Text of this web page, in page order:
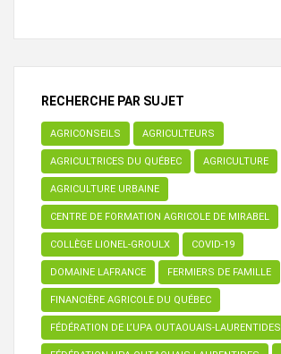
RECHERCHE PAR SUJET
AGRICONSEILS AGRICULTEURS
AGRICULTRICES DU QUÉBEC AGRICULTURE
AGRICULTURE URBAINE
CENTRE DE FORMATION AGRICOLE DE MIRABEL
COLLÈGE LIONEL-GROULX COVID-19
DOMAINE LAFRANCE FERMIERS DE FAMILLE
FINANCIÈRE AGRICOLE DU QUÉBEC
FÉDÉRATION DE L’UPA OUTAOUAIS-LAURENTIDES